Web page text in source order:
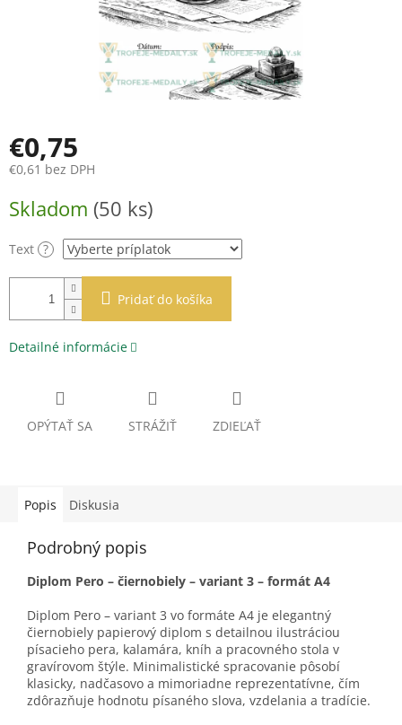
€0,75
€0,61 bez DPH
cena:
Skladom (50 ks)
Text ?
Pridať do košíka
Detailné informácie
OPÝTAŤ SA STRÁŽIŤ ZDIEĽAŤ
Popis Diskusia
Podrobný popis
Diplom Pero – čiernobiely – variant 3 – formát A4
Diplom Pero – variant 3 vo formáte A4 je elegantný
čiernobiely papierový diplom s detailnou ilustráciou
písacieho pera, kalamára, kníh a pracovného stola v
gravírovom štýle. Minimalistické spracovanie pôsobí
klasicky, nadčasovo a mimoriadne reprezentatívne, čím
zdôrazňuje hodnotu písaného slova, vzdelania a tradície.